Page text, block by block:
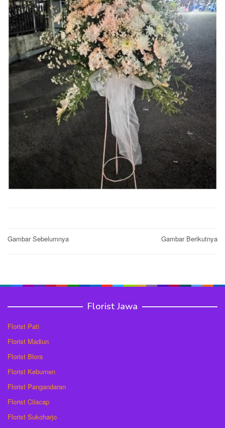
Post
Gambar Sebelumnya Gambar Berikutnya
Florist Jawa
Florist Pati
Florist Madiun
Florist Blora
Florist Kebumen
Florist Pangandaran
Florist Cilacap
Florist Sukoharjo